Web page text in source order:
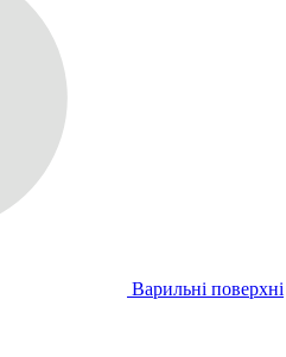
Варильні поверхні